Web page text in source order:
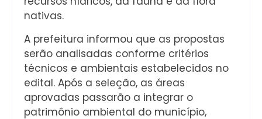
nativas.
A prefeitura informou que as propostas
serão analisadas conforme critérios
técnicos e ambientais estabelecidos no
edital. Após a seleção, as áreas
aprovadas passarão a integrar o
patrimônio ambiental do município,